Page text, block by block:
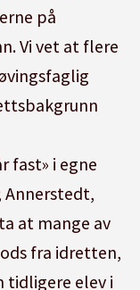
på
Vi vet at flere
fast» i egne
Annerstedt,
at mange av
fra idretten,
tidligere elev i